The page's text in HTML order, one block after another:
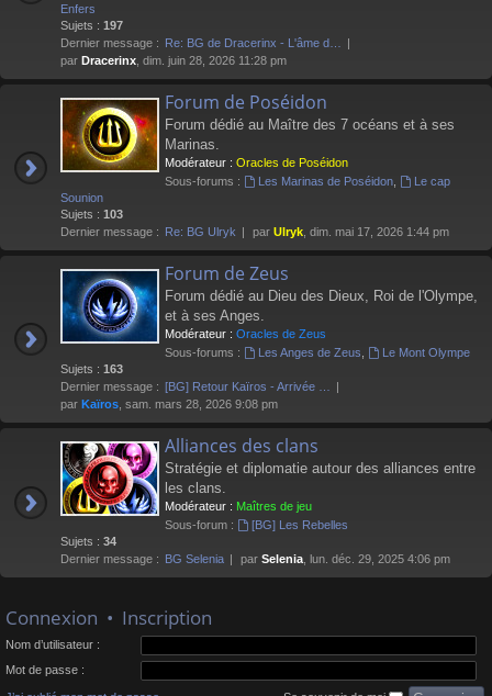
Enfers
Sujets : 197
Dernier message : Re: BG de Dracerinx - L'âme d…
par Dracerinx , dim. juin 28, 2026 11:28 pm
Forum de Poséidon
Forum dédié au Maître des 7 océans et à ses
Marinas.
Modérateur : Oracles de Poséidon
Sous-forums :
Les Marinas de Poséidon,
Le cap
Sounion
Sujets : 103
Dernier message : Re: BG Ulryk par Ulryk , dim. mai 17, 2026 1:44 pm
Forum de Zeus
Forum dédié au Dieu des Dieux, Roi de l'Olympe,
et à ses Anges.
Modérateur : Oracles de Zeus
Sous-forums :
Les Anges de Zeus
Le Mont Olympe
Sujets : 163
Dernier message : [BG] Retour Kaïros - Arrivée …
par Kaïros , sam. mars 28, 2026 9:08 pm
Alliances des clans
Stratégie et diplomatie autour des alliances entre
les clans.
Modérateur : Maîtres de jeu
Sous-forum :
[BG] Les Rebelles
Sujets : 34
Dernier message : BG Selenia par Selenia , lun. déc. 29, 2025 4:06 pm
Connexion • Inscription
Nom d’utilisateur :
Mot de passe :